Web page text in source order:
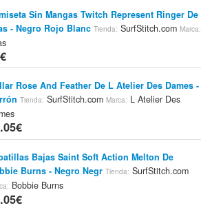
Sin Mangas Twitch Represent Ringer De
- Negro Rojo Blanc Tienda: SurfStitch.com Marca:
Rose And Feather De L Atelier Des Dames -
Tienda: SurfStitch.com Marca: L Atelier Des
Bajas Saint Soft Action Melton De
Burns - Negro Negr Tienda: SurfStitch.com
Bobbie Burns